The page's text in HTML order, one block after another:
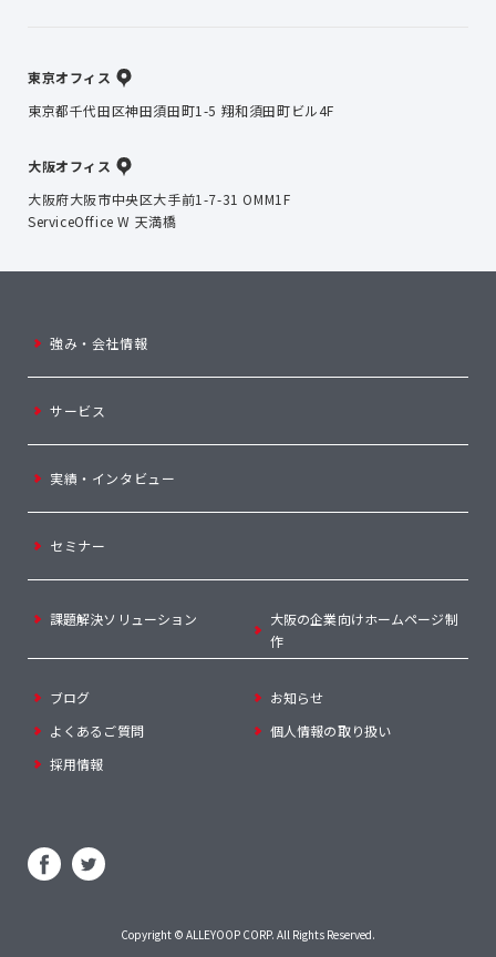
東京オフィス
東京都千代田区神田須田町1-5 翔和須田町ビル4F
大阪オフィス
大阪府大阪市中央区大手前1-7-31 OMM1F
ServiceOffice W 天満橋
強み・会社情報
サービス
実績・インタビュー
セミナー
課題解決ソリューション
大阪の企業向けホームページ制
作
ブログ
お知らせ
よくあるご質問
個人情報の取り扱い
採用情報
Copyright © ALLEYOOP CORP. All Rights Reserved.